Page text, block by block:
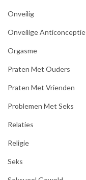
Onveilig
Onveilige Anticonceptie
Orgasme
Praten Met Ouders
Praten Met Vrienden
Problemen Met Seks
Relaties
Religie
Seks